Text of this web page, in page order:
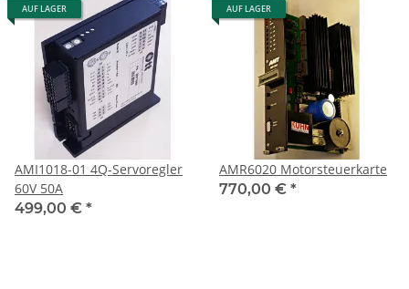
AUF LAGER
AMI1018-01 4Q-Servoregler
60V 50A
499,00 € *
AUF LAGER
AMR6020 Motorsteuerkarte
770,00 € *